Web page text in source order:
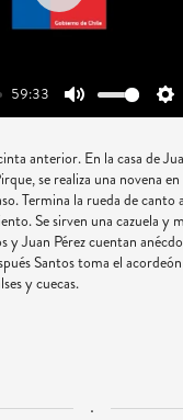
59:33
Mute
Play
anterior. En la casa de
se realiza una novena
Termina la rueda de canto
Se sirven una cazuela y
y Juan Pérez cuentan
Santos toma el
y cuecas.
.